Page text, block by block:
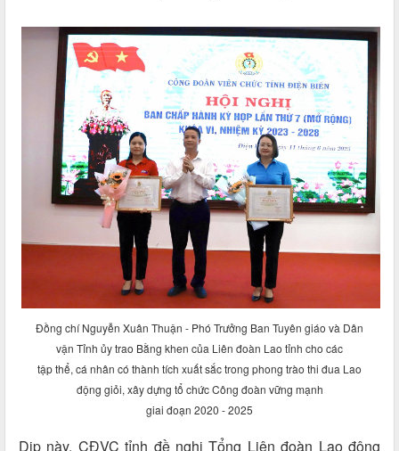
Đồng chí Nguyễn Xuân Thuận - Phó Trưởng Ban Tuyên giáo và Dân
vận Tỉnh ủy trao Bằng khen của Liên đoàn Lao tỉnh cho các
tập thể, cá nhân có thành tích xuất sắc trong phong trào thi đua Lao
động giỏi, xây dựng tổ chức Công đoàn vững mạnh
giai đoạn 2020 - 2025
Dịp này, CĐVC tỉnh đề nghị Tổng Liên đoàn Lao động